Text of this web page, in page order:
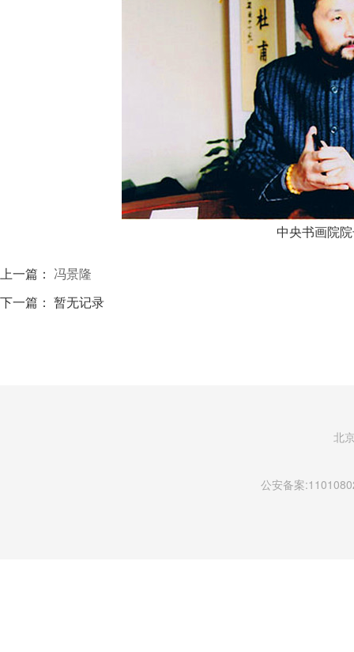
中央书画院
上一篇： 冯景隆
下一篇： 暂无记录
北
公安备案